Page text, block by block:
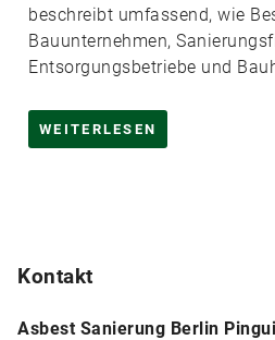
beschreibt umfassend, wie
Bauunternehmen,
Entsorgungsbetriebe und
WEITERLESEN
Kontakt
Asbest Sanierung Berlin